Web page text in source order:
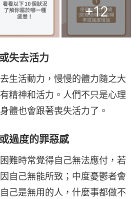
+12
失去活力
生活動力，慢慢的體力隨之大
精神和活力。人們不只是心理
體也會跟著喪失活力了。
過度的罪惡感
難時常覺得自己無法應付，若
自己無能所致；中度憂鬱者會
己是無用的人，什麼事都做不